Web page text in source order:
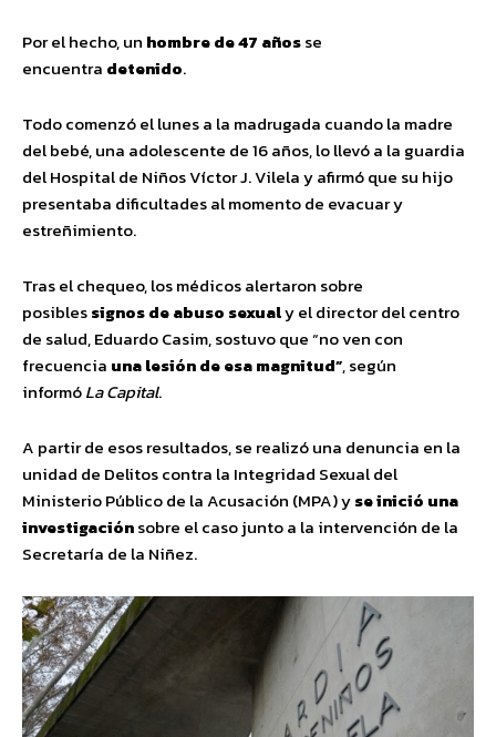
Por el hecho, un hombre de 47 añosse
encuentra detenido.
Todo comenzó el lunes a la madrugada cuando la madre
del bebé, una adolescente de 16 años, lo llevó a la guardia
del Hospital de Niños Víctor J. Vilela y afirmó que su hijo
presentaba dificultades al momento de evacuar y
estreñimiento.
Tras el chequeo, los médicos alertaron sobre
posiblessignos de abuso sexualy el director del centro
de salud, Eduardo Casim, sostuvo que “no ven con
frecuencia una lesión de esamagnitud”, según
informóLa Capital.
A partir de esos resultados, se realizó una denuncia en la
unidad de Delitos contra la Integridad Sexual del
Ministerio Público de la Acusación (MPA) yse inició una
investigaciónsobre el caso junto a la intervención de la
Secretaría de la Niñez.